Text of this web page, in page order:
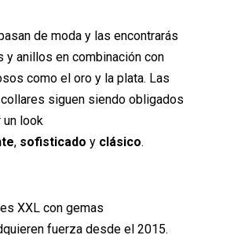
de moda y las encontrarás
y anillos en combinación con
como el oro y la plata. Las
siguen siendo obligados
un look
, sofisticado y clásico.
XXL con gemas
fuerza desde el 2015.